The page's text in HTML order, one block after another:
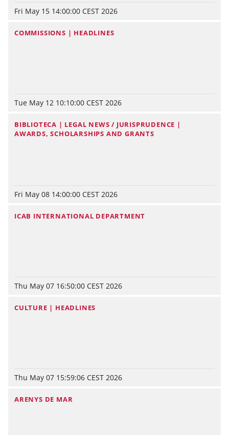
Fri May 15 14:00:00 CEST 2026
COMMISSIONS | HEADLINES
Tue May 12 10:10:00 CEST 2026
BIBLIOTECA | LEGAL NEWS / JURISPRUDENCE |
AWARDS, SCHOLARSHIPS AND GRANTS
Fri May 08 14:00:00 CEST 2026
ICAB INTERNATIONAL DEPARTMENT
Thu May 07 16:50:00 CEST 2026
CULTURE | HEADLINES
Thu May 07 15:59:06 CEST 2026
ARENYS DE MAR